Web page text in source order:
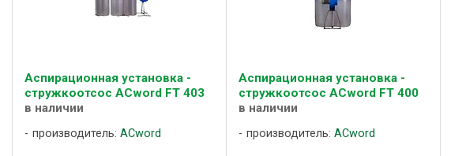
Аспирационная установка -
стружкоотсос ACword FT 403
в наличии
производитель: ACword
Аспирационная установка -
стружкоотсос ACword FT 400
в наличии
производитель: ACword